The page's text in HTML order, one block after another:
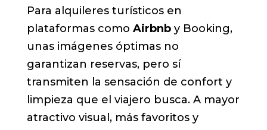
Para alquileres turísticos en
plataformas como Airbnby Booking,
unas imágenes óptimas no
garantizan reservas, pero sí
transmiten la sensación de confort y
limpieza que el viajero busca. A mayor
atractivo visual, más favoritos y